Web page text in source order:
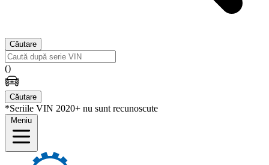
Căutare
()
Căutare
*Seriile VIN 2020+ nu sunt recunoscute
Meniu